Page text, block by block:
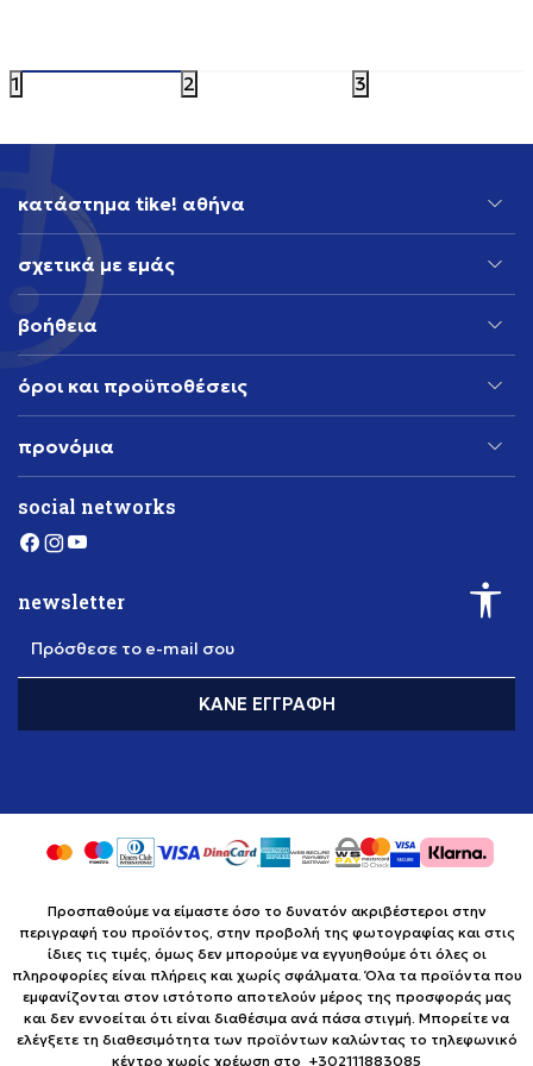
1 2 3
κατάστημα tike! αθήνα
σχετικά με εμάς
βοήθεια
όροι και προϋποθέσεις
προνόμια
social networks
newsletter
Πρόσθεσε το e-mail σου
ΚΆΝΕ ΕΓΓΡΑΦΉ
Προσπαθούμε να είμαστε όσο το δυνατόν ακριβέστεροι στην
περιγραφή του προϊόντος, στην προβολή της φωτογραφίας και στις
ίδιες τις τιμές, όμως δεν μπορούμε να εγγυηθούμε ότι όλες οι
πληροφορίες είναι πλήρεις και χωρίς σφάλματα. Όλα τα προϊόντα που
εμφανίζονται στον ιστότοπο αποτελούν μέρος της προσφοράς μας
και δεν εννοείται ότι είναι διαθέσιμα ανά πάσα στιγμή. Μπορείτε να
ελέγξετε τη διαθεσιμότητα των προϊόντων καλώντας το τηλεφωνικό
κέντρο χωρίς χρέωση στο +302111883085